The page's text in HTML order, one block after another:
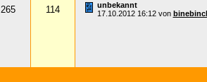
265 114
unbekannt
17.10.2012 16:12von